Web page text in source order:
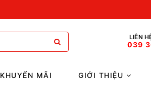
LIÊN
039
KHUYẾN MÃI GIỚI THIỆU